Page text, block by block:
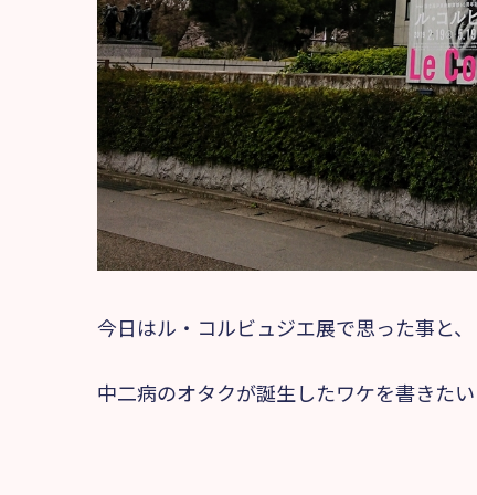
今日はル・コルビュジエ展で思った事と、
中二病のオタクが誕生したワケを書きたい